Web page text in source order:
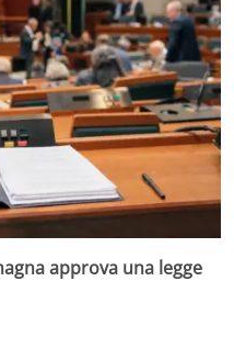
approva una legge